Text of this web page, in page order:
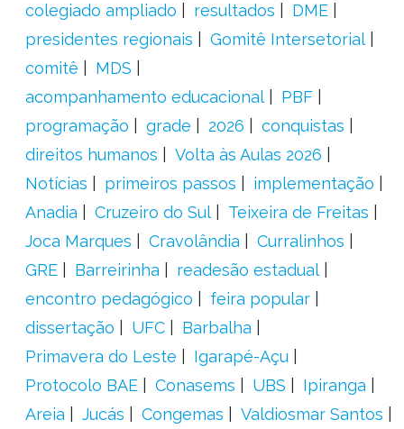
colegiado ampliado
resultados
DME
presidentes regionais
Gomitê Intersetorial
comitê
MDS
acompanhamento educacional
PBF
programação
grade 2026
conquistas
direitos humanos
Volta às Aulas 2026
Notícias
primeiros passos
implementação
Anadia
Cruzeiro do Sul
Teixeira de Freitas
Joca Marques
Cravolândia
Curralinhos
GRE
Barreirinha
readesão estadual
encontro pedagógico
feira popular
dissertação
UFC
Barbalha
Primavera do Leste
Igarapé-Açu
Protocolo BAE
Conasems UBS
Ipiranga
Areia
Jucás Congemas Valdiosmar Santos